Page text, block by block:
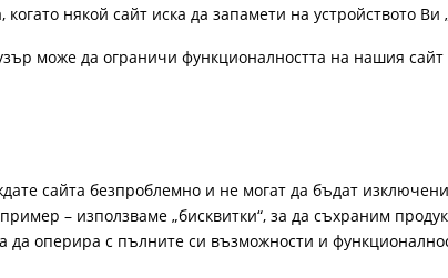
някой сайт иска да запамети на устройството
може да ограничи функционалността на нашия сайт
сайта безпроблемно и не могат да бъдат
– използваме „бисквитки“, за да съхраним
да оперира с пълните си възможности и